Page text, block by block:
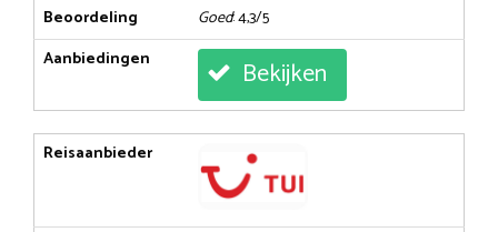
Beoordeling Goed: 4,3/5
Aanbiedingen
Bekijken
Reisaanbieder